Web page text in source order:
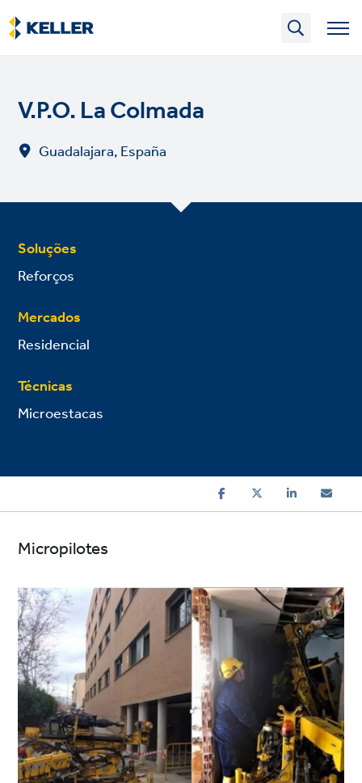
Skip
to
main
V.P.O. La Colmada
Guadalajara, España
Soluções
Reforços
Mercados
Residencial
Técnicas
Microestacas
Micropilotes